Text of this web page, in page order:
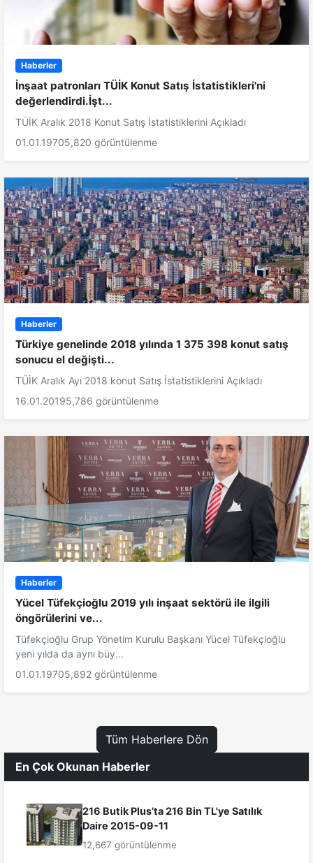
Haberler
İnşaat patronları TÜİK Konut Satış İstatistikleri'ni
değerlendirdi.İşt...
TÜİK Aralık 2018 Konut Satış İstatistiklerini Açıkladı
01.01.19705,820 görüntülenme
Haberler
Türkiye genelinde 2018 yılında 1 375 398 konut satış
sonucu el değişti...
TÜİK Aralık Ayı 2018 konut Satış İstatistiklerini Açıkladı
16.01.20195,786 görüntülenme
Haberler
Yücel Tüfekçioğlu 2019 yılı inşaat sektörü ile ilgili
öngörülerini ve...
Tüfekçioğlu Grup Yönetim Kurulu Başkanı Yücel Tüfekçioğlu
yeni yılda da aynı büy...
01.01.19705,892 görüntülenme
Tüm Haberlere Dön
En Çok Okunan Haberler
216 Butik Plus’ta 216 Bin TL'ye Satılık
Daire 2015-09-11
12,667 görüntülenme